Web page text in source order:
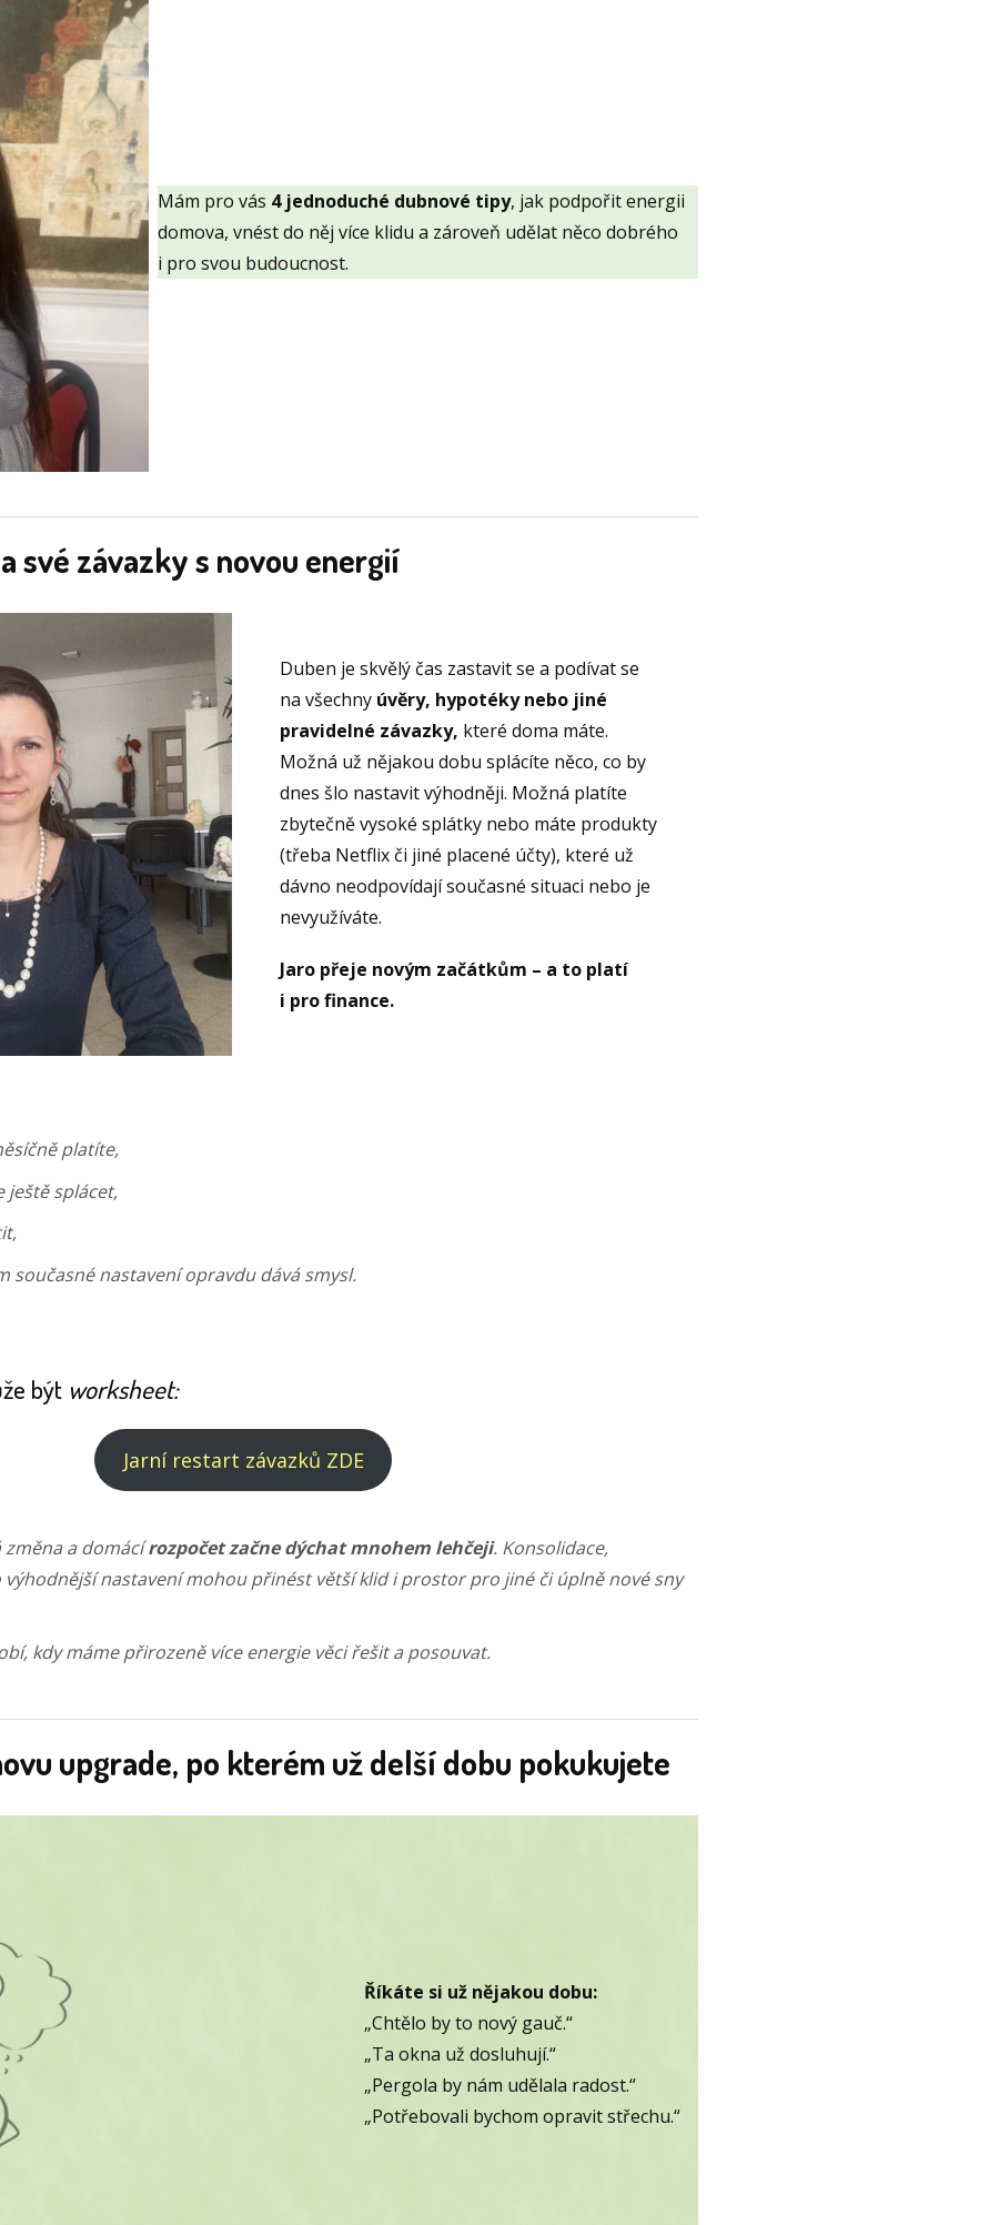
Mám pro vás 4 jednoduché dubnové tipy, jak podpořit energii
domova, vnést do něj více klidu a zároveň udělat něco dobrého
i pro svou budoucnost.
své závazky s novou energií
Duben je skvělý čas zastavit se a podívat se
na všechny úvěry, hypotéky nebo jiné
pravidelné závazky, které doma máte.
Možná už nějakou dobu splácíte něco, co by
dnes šlo nastavit výhodněji. Možná platíte
zbytečně vysoké splátky nebo máte produkty
(třeba Netflix či jiné placené účty), které už
dávno neodpovídají současné situaci nebo je
nevyužíváte.
Jaro přeje novým začátkům – a to platí
i pro finance.
platíte,
ještě splácet,
současné nastavení opravdu dává smysl.
být worksheet:
Jarní restart závazků ZDE
změna a domácírozpočet začne dýchat mnohem lehčeji. Konsolidace,
nastavení mohou přinést větší klid i prostor pro jiné či úplně nové sny
kdy máme přirozeně více energie věci řešit a posouvat.
upgrade, po kterém už delší dobu pokukujete
Říkáte si už nějakou dobu:
„Chtělo by to nový gauč.“
„Ta okna už dosluhují.“
„Pergola by nám udělala radost.“
„Potřebovali bychom opravit střechu.“